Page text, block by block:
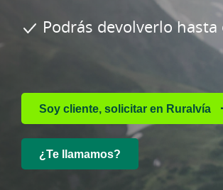
Podrás devolverlo hasta
Soy cliente, solicitar en Ruralvía
¿Te llamamos?